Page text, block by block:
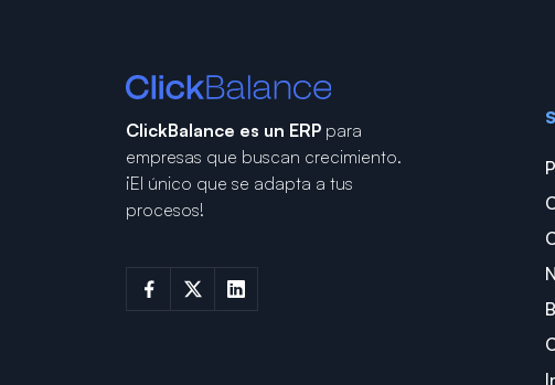
ClickBalance es un ERP para
empresas que buscan crecimiento.
¡El único que se adapta a tus
procesos!